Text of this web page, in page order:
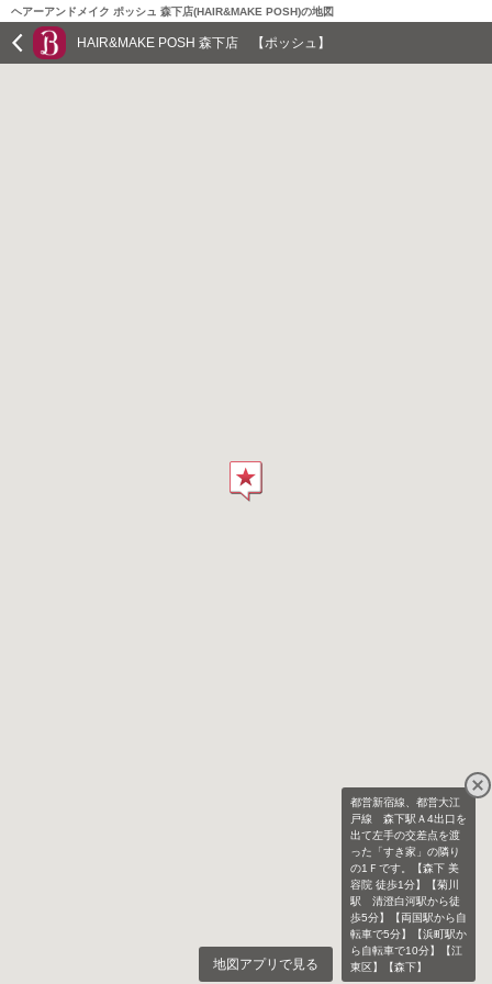
ヘアーアンドメイク ポッシュ 森下店(HAIR&MAKE POSH)の地図
HAIR&MAKE POSH 森下店 【ポッシュ】
都営新宿線、都営大江
戸線 森下駅Ａ4出口を
出て左手の交差点を渡
った「すき家」の隣り
の1Ｆです。【森下 美
容院 徒歩1分】【菊川
駅 清澄白河駅から徒
歩5分】【両国駅から自
転車で5分】【浜町駅か
ら自転車で10分】【江
東区】【森下】
地図アプリで見る